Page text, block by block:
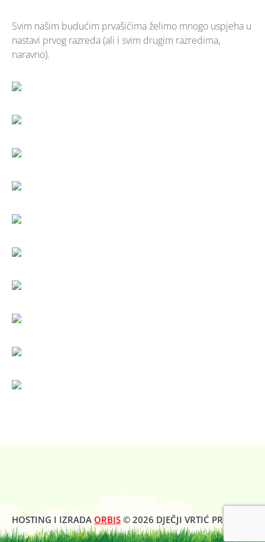
Svim našim budućim prvašićima želimo mnogo uspjeha u
nastavi prvog razreda (ali i svim drugim razredima,
naravno).
HOSTING I IZRADA ORBIS © 2026 DJEČJI VRTIĆ PROLJEĆE